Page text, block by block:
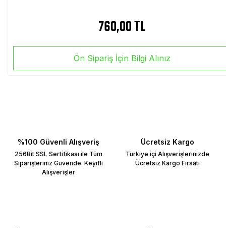
760,00 TL
Ön Sipariş İçin Bilgi Alınız
%100 Güvenli Alışveriş
256Bit SSL Sertifikası ile Tüm
Siparişleriniz Güvende. Keyifli
Alışverişler
Ücretsiz Kargo
Türkiye içi Alışverişlerinizde
Ücretsiz Kargo Fırsatı